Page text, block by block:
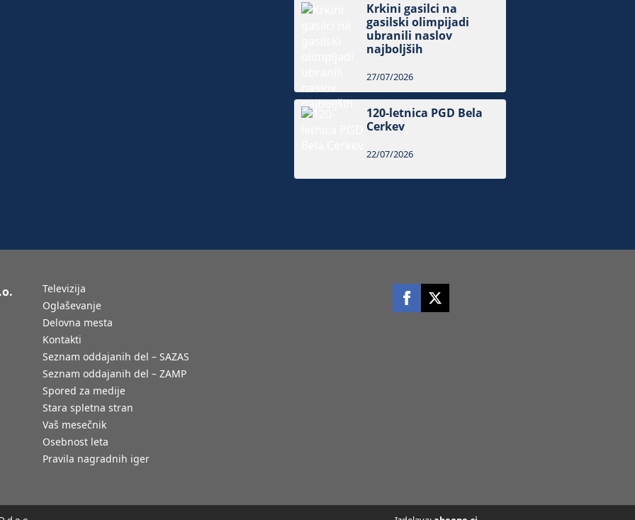
Krkini gasilci na
gasilski olimpijadi
ubranili naslov
najboljših
27/07/2026
120-letnica PGD Bela
Cerkev
22/07/2026
Televizija
Oglaševanje
Delovna mesta
Kontakti
Seznam oddajanih del – SAZAS
Seznam oddajanih del – ZAMP
Spored za medije
Stara spletna stran
Vaš mesečnik
Osebnost leta
Pravila nagradnih iger